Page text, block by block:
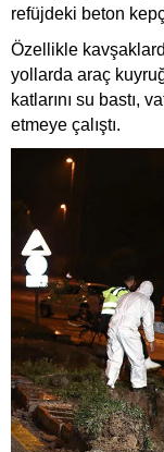
refüjdeki beton
Özellikle
yollarda araç
katlarını su bastı,
etmeye çalıştı.